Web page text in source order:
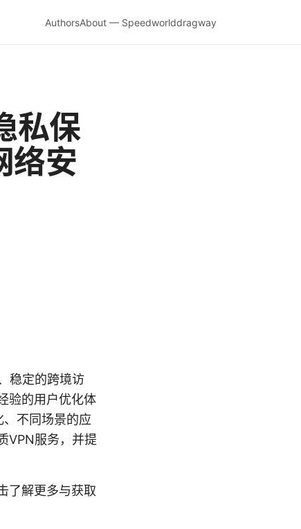
AuthorsAbout — Speedworlddragway
私保
络安
稳定的跨境访
验的用户优化体
不同场景的应
VPN服务，并提
了解更多与获取